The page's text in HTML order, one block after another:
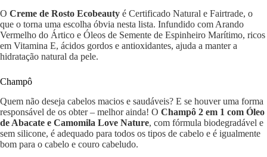
O Creme de Rosto Ecobeauty é Certificado Natural e Fairtrade, o
que o torna uma escolha óbvia nesta lista. Infundido com Arando
Vermelho do Ártico e Óleos de Semente de Espinheiro Marítimo, ricos
em Vitamina E, ácidos gordos e antioxidantes, ajuda a manter a
hidratação natural da pele.
Champô
Quem não deseja cabelos macios e saudáveis? E se houver uma forma
responsável de os obter – melhor ainda! O Champô 2 em 1 com Óleo
de Abacate e Camomila Love Nature, com fórmula biodegradável e
sem silicone, é adequado para todos os tipos de cabelo e é igualmente
bom para o cabelo e couro cabeludo.